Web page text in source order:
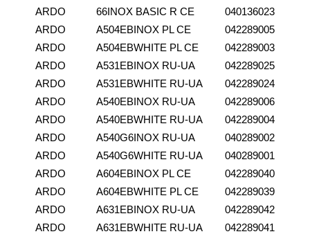
ARDO
66INOX BASIC R CE
040136023
ARDO
A504EBINOX PL CE
042289005
ARDO
A504EBWHITE PL CE
042289003
ARDO
A531EBINOX RU-UA
042289025
ARDO
A531EBWHITE RU-UA
042289024
ARDO
A540EBINOX RU-UA
042289006
ARDO
A540EBWHITE RU-UA
042289004
ARDO
A540G6INOX RU-UA
040289002
ARDO
A540G6WHITE RU-UA
040289001
ARDO
A604EBINOX PL CE
042289040
ARDO
A604EBWHITE PL CE
042289039
ARDO
A631EBINOX RU-UA
042289042
ARDO
A631EBWHITE RU-UA
042289041